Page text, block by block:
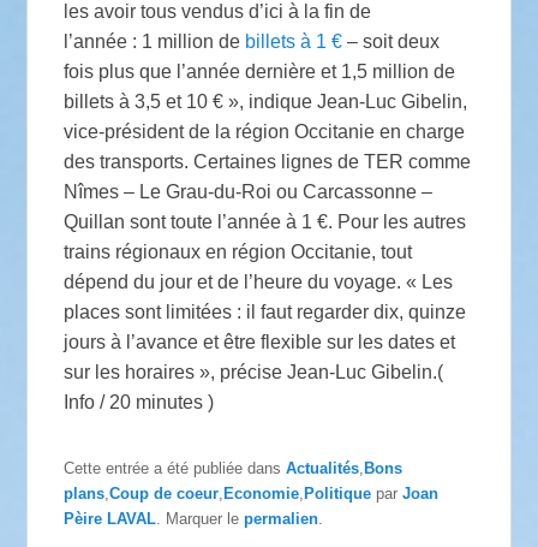
les avoir tous vendus d’ici à la fin de
l’année : 1 million de billets à 1 € – soit deux
fois plus que l’année dernière et 1,5 million de
billets à 3,5 et 10 € », indique Jean-Luc Gibelin,
vice-président de la région Occitanie en charge
des transports. Certaines lignes de TER comme
Nîmes – Le Grau-du-Roi ou Carcassonne –
Quillan sont toute l’année à 1 €. Pour les autres
trains régionaux en région Occitanie, tout
dépend du jour et de l’heure du voyage. « Les
places sont limitées : il faut regarder dix, quinze
jours à l’avance et être flexible sur les dates et
sur les horaires », précise Jean-Luc Gibelin.(
Info / 20 minutes )
Cette entrée a été publiée dansActualités, Bons
plans,Coup de coeur, Economie, Politique parJoan
Pèire LAVAL. Marquer lepermalien.